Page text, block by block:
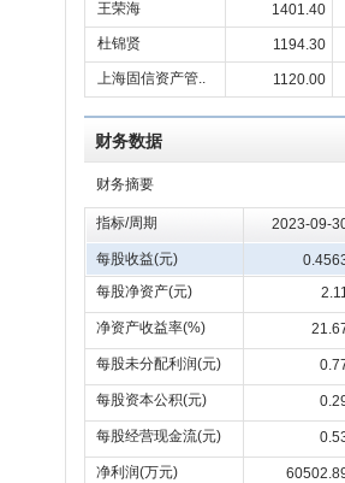
王荣海
1401.40
杜锦贤
1194.30
上海固信资产管..
1120.00
财务数据
财务摘要
指标/周期 2023-09-
每股收益(元)
每股净资产(元)
净资产收益率(%)
每股未分配利润(元)
每股资本公积(元)
每股经营现金流(元)
净利润(万元)